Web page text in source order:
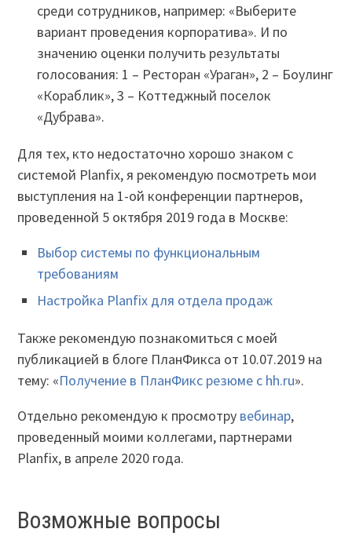
среди сотрудников, например: «Выберите
вариант проведения корпоратива». И по
значению оценки получить результаты
голосования: 1 – Ресторан «Ураган», 2 – Боулинг
«Кораблик», 3 – Коттеджный поселок
«Дубрава».
Для тех, кто недостаточно хорошо знаком с
системой Planfix, я рекомендую посмотреть мои
выступления на 1-ой конференции партнеров,
проведенной 5 октября 2019 года в Москве:
Выбор системы по функциональным
требованиям
Настройка Planfix для отдела продаж
Также рекомендую познакомиться с моей
публикацией в блоге ПланФикса от 10.07.2019 на
тему: «Получение в ПланФикс резюме с hh.ru».
Отдельно рекомендую к просмотру вебинар,
проведенный моими коллегами, партнерами
Planfix, в апреле 2020 года.
Возможные вопросы